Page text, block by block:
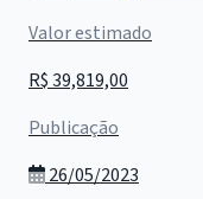
Valor estimado
R$ 39,819,00
Publicação
26/05/2023